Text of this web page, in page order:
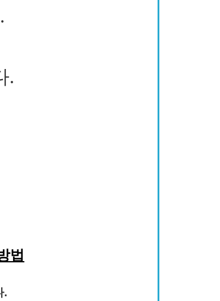
.
법
.